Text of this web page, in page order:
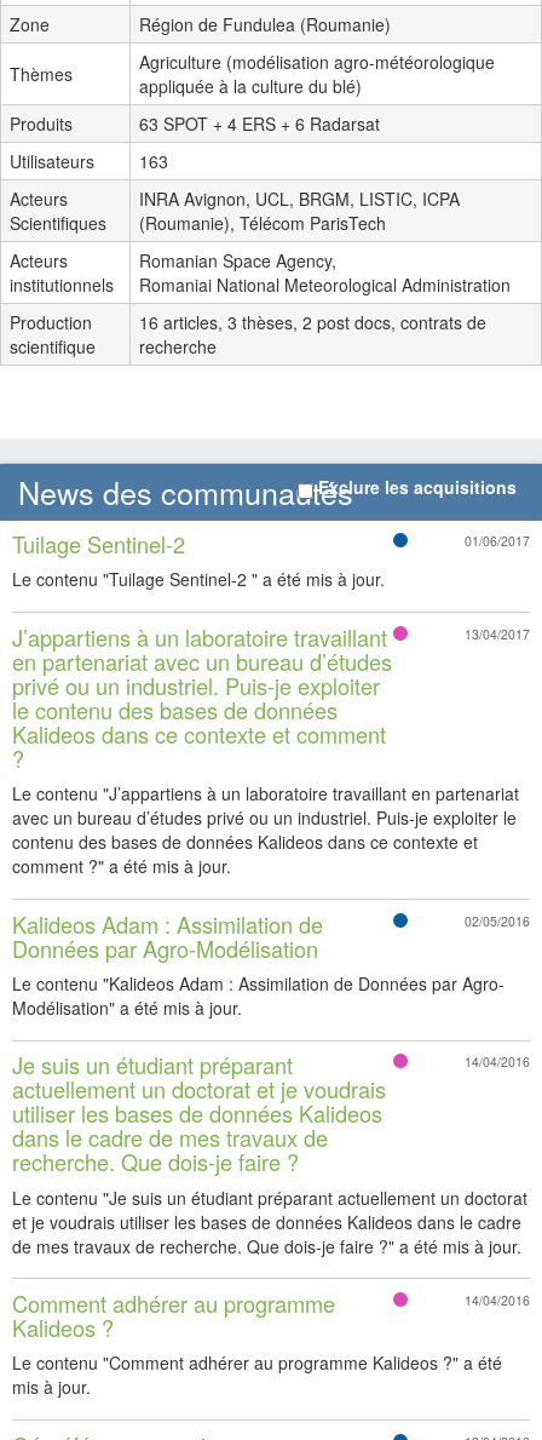
Zone Région de Fundulea (Roumanie)
Thèmes
Agriculture (modélisation agro-météorologique
appliquée à la culture du blé)
Produits
63 SPOT + 4 ERS + 6 Radarsat
Utilisateurs
163
Acteurs
Scientifiques
INRA Avignon, UCL, BRGM, LISTIC, ICPA
(Roumanie), Télécom ParisTech
Acteurs
institutionnels
Romanian Space Agency,
Romaniai National Meteorological Administration
Production
scientifique
16 articles, 3 thèses, 2 post docs, contrats de
recherche
News des communautésExclure les acquisitions
Tuilage Sentinel-2
P
a
g
e
01/06/2017
Le contenu "Tuilage Sentinel-2 " a été mis à jour.
J’appartiens à un laboratoire travaillant
en partenariat avec un bureau d’études
privé ou un industriel. Puis-je exploiter
le contenu des bases de données
Kalideos dans ce contexte et comment
?
F
A
Q
13/04/2017
Le contenu "J’appartiens à un laboratoire travaillant en partenariat
avec un bureau d’études privé ou un industriel. Puis-je exploiter le
contenu des bases de données Kalideos dans ce contexte et
comment ?" a été mis à jour.
Kalideos Adam : Assimilation de
Données par Agro-Modélisation
P
a
e
02/05/2016
Le contenu "Kalideos Adam : Assimilation de Données par Agro-
Modélisation" a été mis à jour.
Je suis un étudiant préparant
actuellement un doctorat et je voudrais
utiliser les bases de données Kalideos
dans le cadre de mes travaux de
recherche. Que dois-je faire ?
F
A
Q
14/04/2016
Le contenu "Je suis un étudiant préparant actuellement un doctorat
et je voudrais utiliser les bases de données Kalideos dans le cadre
de mes travaux de recherche. Que dois-je faire ?" a été mis à jour.
Comment adhérer au programme
Kalideos ?
F
A
Q
14/04/2016
Le contenu "Comment adhérer au programme Kalideos ?" a été
mis à jour.